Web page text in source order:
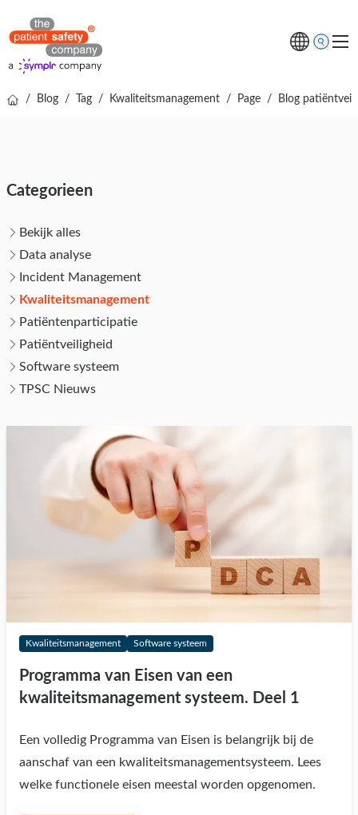
Over ons
Gratis online demo
/ Blog / Tag / Kwaliteitsmanagement / Page / Blog
Categorieen
Bekijk alles
Data analyse
Incident Management
Kwaliteitsmanagement
Patiëntenparticipatie
Patiëntveiligheid
Software systeem
TPSC Nieuws
Kwaliteitsmanagement Software systeem
Programma van Eisen van een
kwaliteitsmanagement systeem. Deel 1
Een volledig Programma van Eisen is belangrijk bij de
aanschaf van een kwaliteitsmanagementsysteem. Lees
welke functionele eisen meestal worden opgenomen.